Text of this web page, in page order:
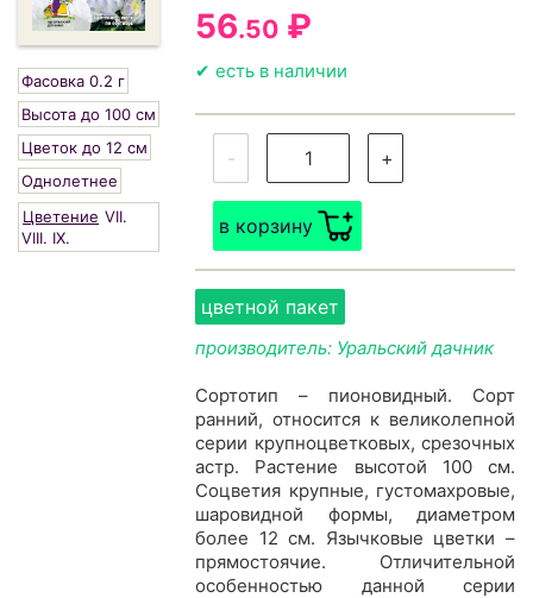
Фасовка 0.2 г
Высота до 100 см
Цветок до 12 см
Однолетнее
Цветение VII.
VIII. IX.
56.50 ₽
✔ есть в наличии
- +
в корзину
цветной пакет
производитель: Уральский дачник
Сортотип – пионовидный. Сорт
ранний, относится к великолепной
серии крупноцветковых, срезочных
астр. Растение высотой 100 см.
Соцветия крупные, густомахровые,
шаровидной формы, диаметром
более 12 см. Язычковые цветки –
прямостоячие. Отличительной
особенностью данной серии